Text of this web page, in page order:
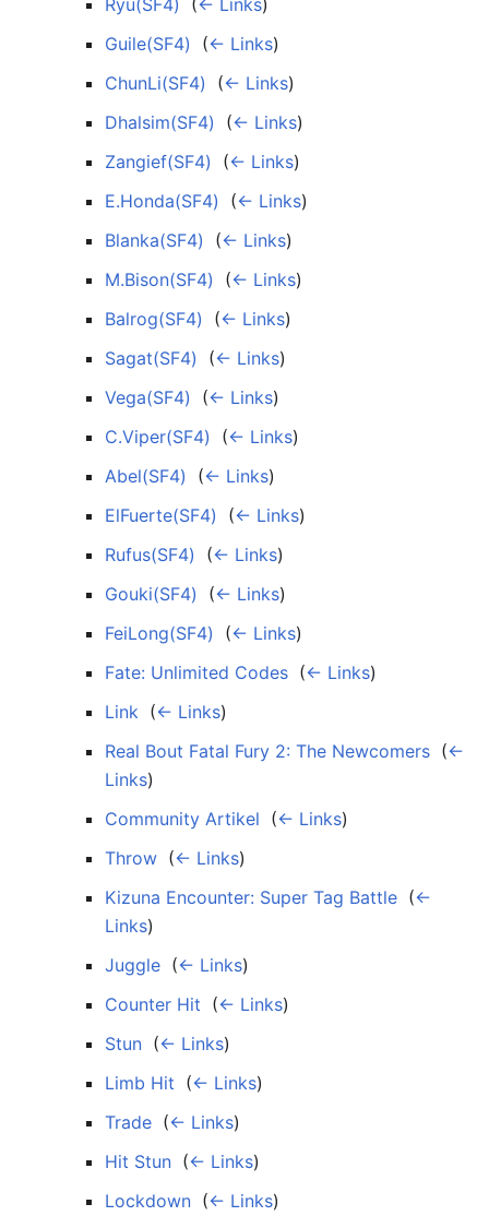
Guile(SF4)
(← Links)
ChunLi(SF4)
(← Links)
Dhalsim(SF4)
(← Links)
Zangief(SF4)
(← Links)
E.Honda(SF4)
(← Links)
Blanka(SF4)
(← Links)
M.Bison(SF4)
(← Links)
Balrog(SF4)
(← Links)
Sagat(SF4)
(← Links)
Vega(SF4)
(← Links)
C.Viper(SF4)
(← Links)
Abel(SF4)
(← Links)
ElFuerte(SF4)
(← Links)
Rufus(SF4)
(← Links)
Gouki(SF4)
(← Links)
FeiLong(SF4)
(← Links)
Fate: Unlimited Codes (← Links)
Link (← Links)
Real Bout Fatal Fury 2: The Newcomers (←
Links)
Community Artikel (← Links)
Throw (← Links)
Kizuna Encounter: Super Tag Battle (←
Links)
Juggle (← Links)
Counter Hit (← Links)
Stun (← Links)
Limb Hit (← Links)
Trade (← Links)
Hit Stun (← Links)
Lockdown (← Links)